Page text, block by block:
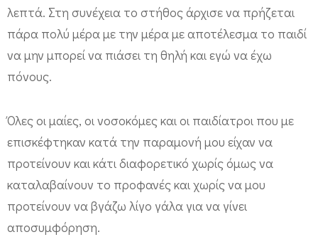
ά
τ
ι
δ
α
φ
ο
ρ
ε
λεπτά. Στη συνέχεια το στήθος άρχισε να πρήζεται
πάρα πολύ μέρα με την μέρα με αποτέλεσμα το παιδί
να μην μπορεί να πιάσει τη θηλή και εγώ να έχω
πόνους.
Όλες οι μαίες, οι νοσοκόμες και οι παιδίατροι που με
επισκέφτηκαν κατά την παραμονή μου είχαν να
προτείνουν και κάτι διαφορετικό χωρίς όμως να
καταλαβαίνουν το προφανές και χωρίς να μου
προτείνουν να βγάζω λίγο γάλα για να γίνει
αποσυμφόρηση.